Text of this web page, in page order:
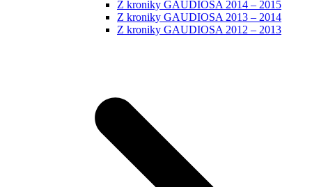
Z kroniky GAUDIOSA 2014 – 2015
Z kroniky GAUDIOSA 2013 – 2014
Z kroniky GAUDIOSA 2012 – 2013